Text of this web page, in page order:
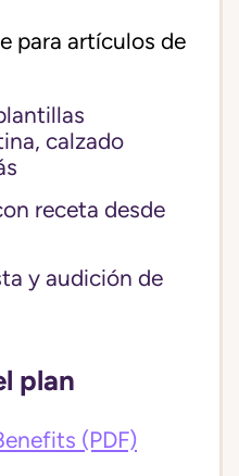
para artículos de
calzado
receta desde
y audición de
plan
(PDF)